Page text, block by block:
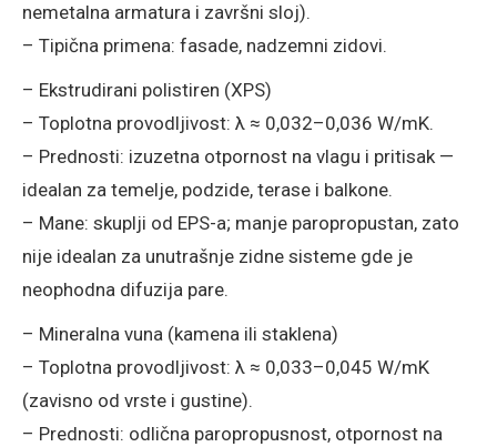
nemetalna armatura i završni sloj).
– Tipična primena: fasade, nadzemni zidovi.
– Ekstrudirani polistiren (XPS)
– Toplotna provodljivost: λ ≈ 0,032–0,036 W/mK.
– Prednosti: izuzetna otpornost na vlagu i pritisak —
idealan za temelje, podzide, terase i balkone.
– Mane: skuplji od EPS-a; manje paropropustan, zato
nije idealan za unutrašnje zidne sisteme gde je
neophodna difuzija pare.
– Mineralna vuna (kamena ili staklena)
– Toplotna provodljivost: λ ≈ 0,033–0,045 W/mK
(zavisno od vrste i gustine).
– Prednosti: odlična paropropusnost, otpornost na